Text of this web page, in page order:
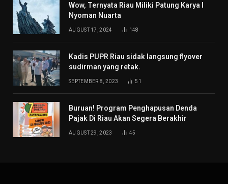
Wow, Ternyata Riau Miliki Patung Karya I
Nyoman Nuarta
AUGUST 17, 2024 148
Kadis PUPR Riau sidak langsung flyover
sudirman yang retak.
SEPTEMBER 8, 2023 51
Buruan! Program Penghapusan Denda
Pajak Di Riau Akan Segera Berakhir
AUGUST 29, 2023 45